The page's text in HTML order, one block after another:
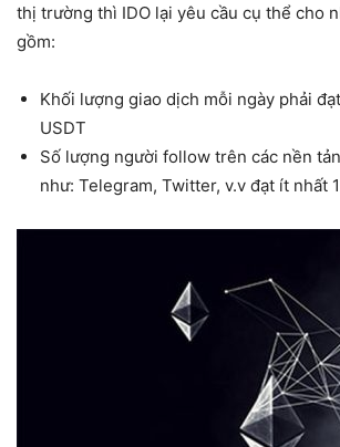
thị trường thì IDO lại yêu cầu cụ thể cho
gồm:
Khối lượng giao dịch mỗi ngày phải
USDT
Số lượng người follow trên các nền
như: Telegram, Twitter, v.v đạt ít nhất